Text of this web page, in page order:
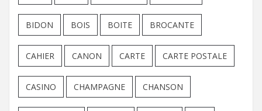
BIDON BOIS BOITE BROCANTE
CAHIER CANON CARTE CARTE POSTALE
CASINO CHAMPAGNE CHANSON